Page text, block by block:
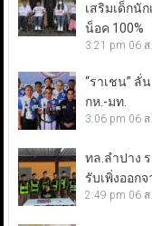
เสริมเด็กนั
น็อค 100%
3:21 pm 06
“ราเชน” ลั่
กห.-มท.
3:06 pm 06
ทล.ลำปาง
รับเพิ่งออก
2:49 pm 06